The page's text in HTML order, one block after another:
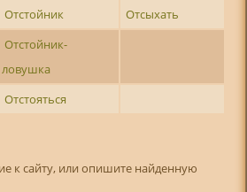
Отстойник Отсыхать
Отстойник-
ловушка
Отстояться
к сайту, или опишите найденную